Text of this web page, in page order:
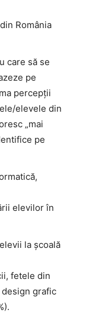
România
care să se
pe
percepții
elevele din
„mai
pe
elevilor în
la școală
fetele din
design grafic